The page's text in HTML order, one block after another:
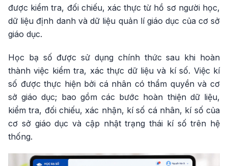
được kiểm tra, đối chiếu, xác thực từ hồ sơ người học,
dữ liệu định danh và dữ liệu quản lí giáo dục của cơ sở
giáo dục.
Học bạ số được sử dụng chính thức sau khi hoàn
thành việc kiểm tra, xác thực dữ liệu và kí số. Việc kí
số được thực hiện bởi cá nhân có thẩm quyền và cơ
sở giáo dục; bao gồm các bước hoàn thiện dữ liệu,
kiểm tra, đối chiếu, xác nhận, kí số cá nhân, kí số của
cơ sở giáo dục và cập nhật trạng thái kí số trên hệ
thống.